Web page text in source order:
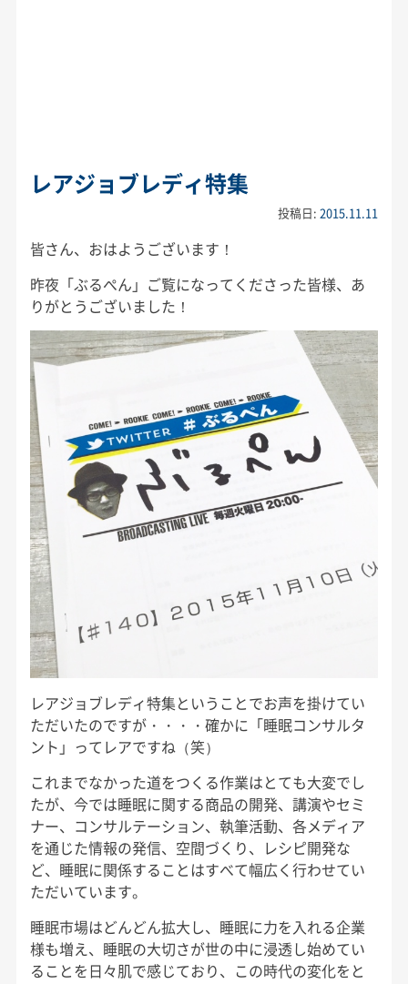
レアジョブレディ特集
投稿日:2015.11.11
皆さん、おはようございます！
昨夜「ぶるぺん」ご覧になってくださった皆様、あ
りがとうございました！
レアジョブレディ特集ということでお声を掛けてい
ただいたのですが・・・・確かに「睡眠コンサルタ
ント」ってレアですね（笑）
これまでなかった道をつくる作業はとても大変でし
たが、今では睡眠に関する商品の開発、講演やセミ
ナー、コンサルテーション、執筆活動、各メディア
を通じた情報の発信、空間づくり、レシピ開発な
ど、睡眠に関係することはすべて幅広く行わせてい
ただいています。
睡眠市場はどんどん拡大し、睡眠に力を入れる企業
様も増え、睡眠の大切さが世の中に浸透し始めてい
ることを日々肌で感じており、この時代の変化をと